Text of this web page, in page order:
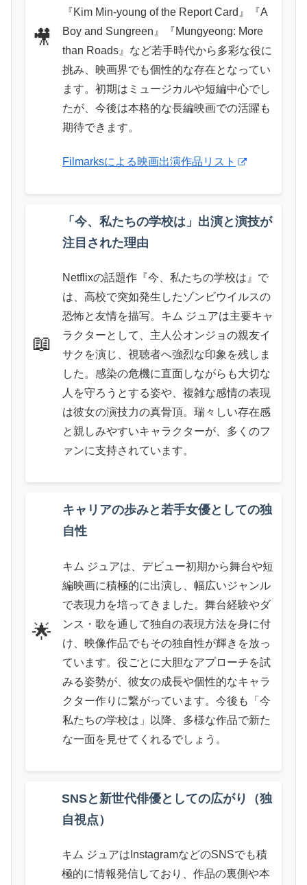
🎥
『Kim Min-young of the Report Card』『A
Boy and Sungreen』『Mungyeong: More
than Roads』など若手時代から多彩な役に
挑み、映画界でも個性的な存在となってい
ます。初期はミュージカルや短編中心でし
たが、今後は本格的な長編映画での活躍も
期待できます。
Filmarksによる映画出演作品リスト
📖
「今、私たちの学校は」出演と演技が
注目された理由
Netflixの話題作『今、私たちの学校は』で
は、高校で突如発生したゾンビウイルスの
恐怖と友情を描写。キム ジュアは主要キャ
ラクターとして、主人公オンジョの親友イ
サクを演じ、視聴者へ強烈な印象を残しま
した。感染の危機に直面しながらも大切な
人を守ろうとする姿や、複雑な感情の表現
は彼女の演技力の真骨頂。瑞々しい存在感
と親しみやすいキャラクターが、多くのフ
ァンに支持されています。
🌟
キャリアの歩みと若手女優としての独
自性
キム ジュアは、デビュー初期から舞台や短
編映画に積極的に出演し、幅広いジャンル
で表現力を培ってきました。舞台経験やダ
ンス・歌を通して独自の表現方法を身に付
け、映像作品でもその独自性が輝きを放っ
ています。役ごとに大胆なアプローチを試
みる姿勢が、彼女の成長や個性的なキャラ
クター作りに繋がっています。今後も「今
私たちの学校は」以降、多様な作品で新た
な一面を見せてくれるでしょう。
SNSと新世代俳優としての広がり（独
自視点）
キム ジュアはInstagramなどのSNSでも積
極的に情報発信しており、作品の裏側や本